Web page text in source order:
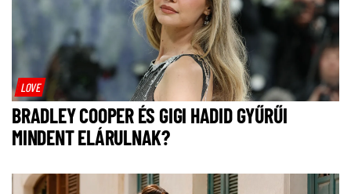
LOVE
BRADLEY COOPER ÉS GIGI HADID GYŰRŰI
MINDENT ELÁRULNAK?